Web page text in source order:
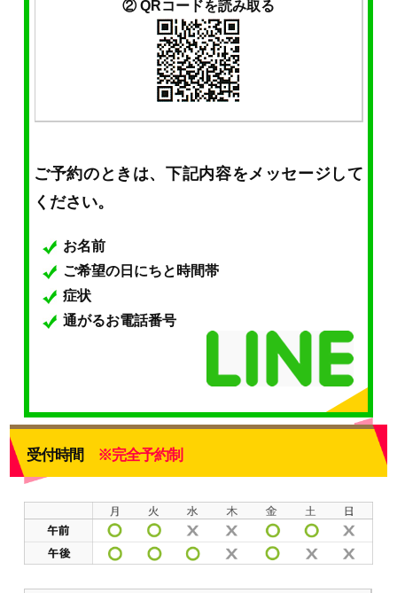
② QRコードを読み取る
ご予約のときは、下記内容をメッセージして
ください。
お名前
ご希望の日にちと時間帯
症状
通がるお電話番号
受付時間 ※完全予約制